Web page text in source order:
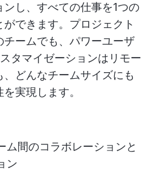
し、すべての仕事を1つの
できます。プロジェクト
ームでも、パワーユーザ
タマイゼーションはリモー
、どんなチームサイズにも
実現します。
ム間のコラボレーションと
ン